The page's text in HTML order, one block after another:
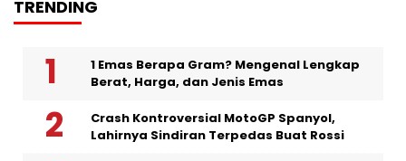
TRENDING
1 Emas Berapa Gram? Mengenal Lengkap
Berat, Harga, dan Jenis Emas
Crash Kontroversial MotoGP Spanyol,
Lahirnya Sindiran Terpedas Buat Rossi